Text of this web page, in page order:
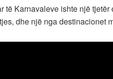
të Karnavaleve ishte një
dhe një nga destinacionet